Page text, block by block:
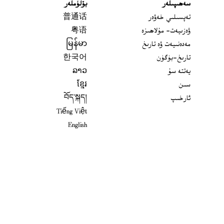
سەھىپىلەر
تەپسىلىي خەۋەر
ۋەزىيەت- مۇلاھىزە
مەدەنىيەت ۋە تارىخ
تارىخ-بۈگۈن
يەتتە سۇ
سىن
ئارخىپ
بۆلۈملەر
普通话
粤语
မြန်မာ
한국어
ລາວ
ខ្មែរ
བོད་སྐད།
Tiếng Việt
English